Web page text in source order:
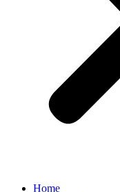
Home